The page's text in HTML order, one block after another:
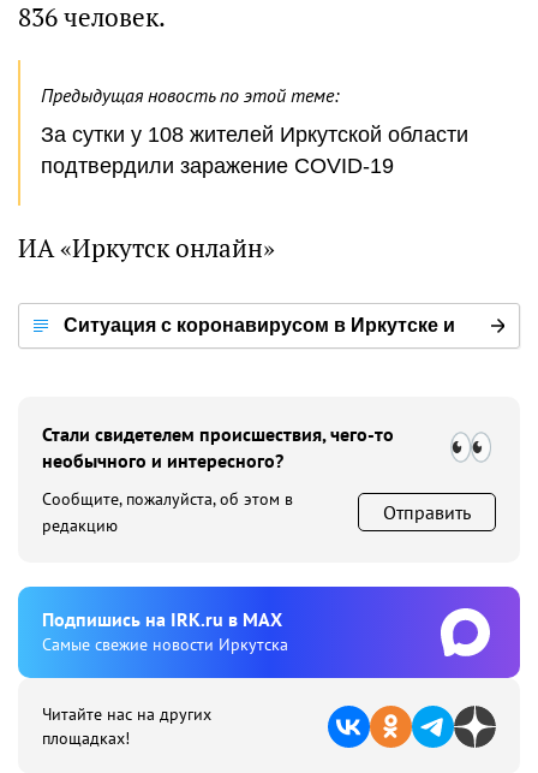
836 человек.
Предыдущая новость по этой теме:
За сутки у 108 жителей Иркутской области
подтвердили заражение COVID-19
ИА «Иркутск онлайн»
Ситуация с коронавирусом в Иркутске и
Стали свидетелем происшествия, чего-то
необычного и интересного?
Сообщите, пожалуйста, об этом в
редакцию
Отправить
Подпишиcь на IRK.ru в MAX
Cамые свежие новости Иркутска
Читайте нас на других
площадках!